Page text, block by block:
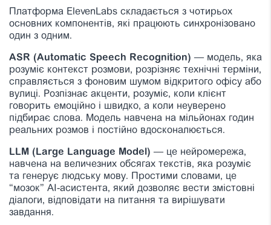
Платформа ElevenLabs складається з чотирьох
основних компонентів, які працюють синхронізовано
один з одним.
ASR (Automatic Speech Recognition) — модель, яка
розуміє контекст розмови, розрізняє технічні терміни,
справляється з фоновим шумом відкритого офісу або
вулиці. Розпізнає акценти, розуміє, коли клієнт
говорить емоційно і швидко, а коли неуверено
підбирає слова. Модель навчена на мільйонах годин
реальних розмов і постійно вдосконалюється.
LLM (Large Language Model) — це нейромережа,
навчена на величезних обсягах текстів, яка розуміє
та генерує людську мову. Простими словами, це
“мозок” AI-асистента, який дозволяє вести змістовні
діалоги, відповідати на питання та вирішувати
завдання.